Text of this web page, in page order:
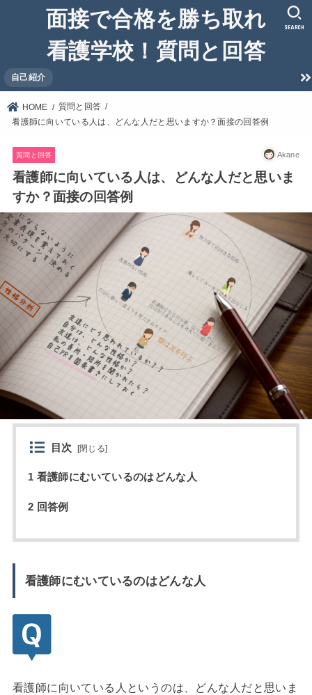
面接で合格を勝ち取れ
看護学校！質問と回答
自己紹介
SEARCH
HOME
質問と回答
看護師に向いている人は、どんな人だと思いますか？面接の回答例
質問と回答 Akane
看護師に向いている人は、どんな人だと思いま
すか？面接の回答例
目次 [閉じる]
1 看護師にむいているのはどんな人
2 回答例
看護師にむいているのはどんな人
看護師に向いている人というのは、どんな人だと思いま